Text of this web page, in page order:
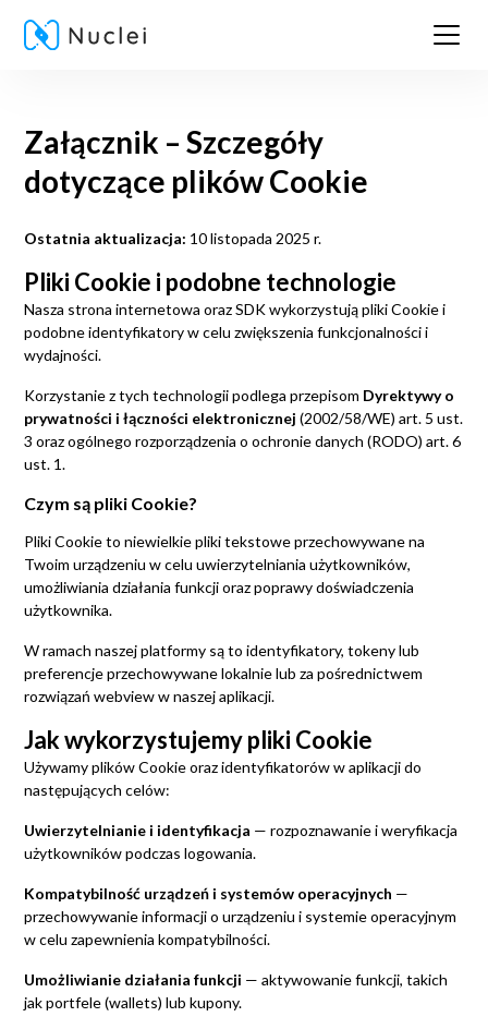
Załącznik – Szczegóły
dotyczące plików Cookie
Ostatnia aktualizacja: 10 listopada 2025 r.
Pliki Cookie i podobne technologie
Nasza strona internetowa oraz SDK wykorzystują pliki Cookie i
podobne identyfikatory w celu zwiększenia funkcjonalności i
wydajności.
Korzystanie z tych technologii podlega przepisom Dyrektywy o
prywatności i łączności elektronicznej (2002/58/WE) art. 5 ust.
3 oraz ogólnego rozporządzenia o ochronie danych (RODO) art. 6
ust. 1.
Czym są pliki Cookie?
Pliki Cookie to niewielkie pliki tekstowe przechowywane na
Twoim urządzeniu w celu uwierzytelniania użytkowników,
umożliwiania działania funkcji oraz poprawy doświadczenia
użytkownika.
W ramach naszej platformy są to identyfikatory, tokeny lub
preferencje przechowywane lokalnie lub za pośrednictwem
rozwiązań webview w naszej aplikacji.
Jak wykorzystujemy pliki Cookie
Używamy plików Cookie oraz identyfikatorów w aplikacji do
następujących celów:
Uwierzytelnianie i identyfikacja — rozpoznawanie i weryfikacja
użytkowników podczas logowania.
Kompatybilność urządzeń i systemów operacyjnych —
przechowywanie informacji o urządzeniu i systemie operacyjnym
w celu zapewnienia kompatybilności.
Umożliwianie działania funkcji — aktywowanie funkcji, takich
jak portfele (wallets) lub kupony.